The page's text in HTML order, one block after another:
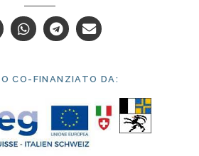
CO-FINANZIATO DA: